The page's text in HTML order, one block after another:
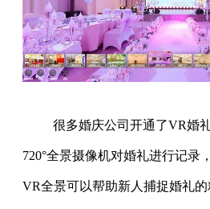
很多婚庆公司开通了VR婚
720°全景摄像机对婚礼进行记录
VR全景可以帮助新人捕捉婚礼